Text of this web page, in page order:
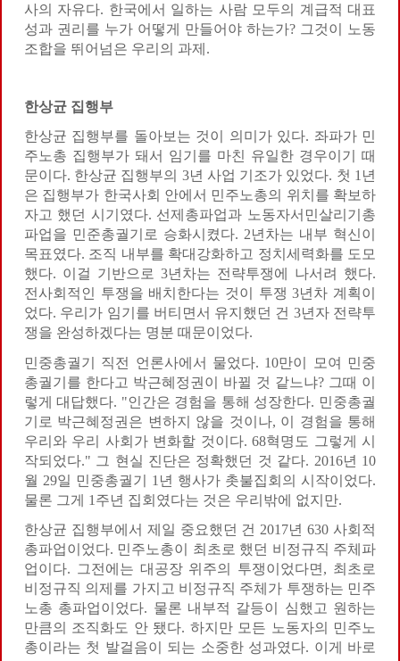
사의 자유다. 한국에서 일하는 사람 모두의 계급적 대표
성과 권리를 누가 어떻게 만들어야 하는가? 그것이 노동
조합을 뛰어넘은 우리의 과제.
한상균 집행부
한상균 집행부를 돌아보는 것이 의미가 있다. 좌파가 민
주노총 집행부가 돼서 임기를 마친 유일한 경우이기 때
문이다. 한상균 집행부의 3년 사업 기조가 있었다. 첫 1년
은 집행부가 한국사회 안에서 민주노총의 위치를 확보하
자고 했던 시기였다. 선제총파업과 노동자서민살리기총
파업을 민준총궐기로 승화시켰다. 2년차는 내부 혁신이
목표였다. 조직 내부를 확대강화하고 정치세력화를 도모
했다. 이걸 기반으로 3년차는 전략투쟁에 나서려 했다.
전사회적인 투쟁을 배치한다는 것이 투쟁 3년차 계획이
었다. 우리가 임기를 버티면서 유지했던 건 3년자 전략투
쟁을 완성하겠다는 명분 때문이었다.
민중총궐기 직전 언론사에서 물었다. 10만이 모여 민중
총궐기를 한다고 박근혜정권이 바뀔 것 같느냐? 그때 이
렇게 대답했다. "인간은 경험을 통해 성장한다. 민중총궐
기로 박근혜정권은 변하지 않을 것이나, 이 경험을 통해
우리와 우리 사회가 변화할 것이다. 68혁명도 그렇게 시
작되었다." 그 현실 진단은 정확했던 것 같다. 2016년 10
월 29일 민중총궐기 1년 행사가 촛불집회의 시작이었다.
물론 그게 1주년 집회였다는 것은 우리밖에 없지만.
한상균 집행부에서 제일 중요했던 건 2017년 630 사회적
총파업이었다. 민주노총이 최초로 했던 비정규직 주체파
업이다. 그전에는 대공장 위주의 투쟁이었다면, 최초로
비정규직 의제를 가지고 비정규직 주체가 투쟁하는 민주
노총 총파업이었다. 물론 내부적 갈등이 심했고 원하는
만큼의 조직화도 안 됐다. 하지만 모든 노동자의 민주노
총이라는 첫 발걸음이 되는 소중한 성과였다. 이게 바로